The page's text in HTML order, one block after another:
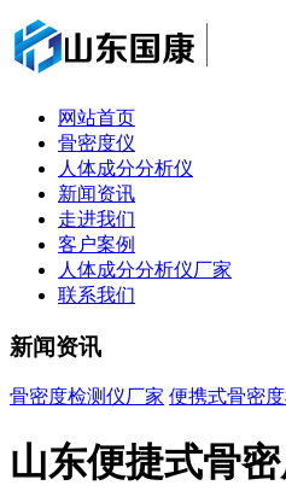
网站首页
骨密度仪
人体成分分析仪
新闻资讯
走进我们
客户案例
人体成分分析仪厂家
联系我们
新闻资讯
骨密度检测仪厂家 便携式骨密
山东便捷式骨